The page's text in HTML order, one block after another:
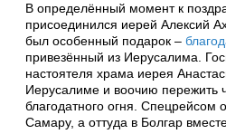
В определённый момент к
присоединился иерей Алексий
был особенный подарок –
привезённый из Иерусалима.
настоятеля храма иерея
Иерусалиме и воочию пережить
благодатного огня. Спецрейсом
Самару, а оттуда в Болгар